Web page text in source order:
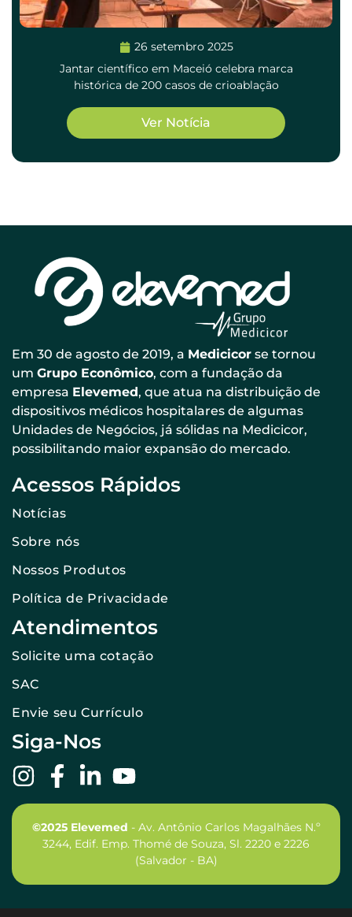
26 setembro 2025
Jantar científico em Maceió celebra marca
histórica de 200 casos de crioablação
Ver Notícia
Em 30 de agosto de 2019, a Medicicor se tornou
um Grupo Econômico, com a fundação da
empresa Elevemed, que atua na distribuição de
dispositivos médicos hospitalares de algumas
Unidades de Negócios, já sólidas na Medicicor,
possibilitando maior expansão do mercado.
Acessos Rápidos
Notícias
Sobre nós
Nossos Produtos
Política de Privacidade
Atendimentos
Solicite uma cotação
SAC
Envie seu Currículo
Siga-Nos
©2025 Elevemed - Av. Antônio Carlos Magalhães N.º
3244, Edif. Emp. Thomé de Souza, Sl. 2220 e 2226
(Salvador - BA)